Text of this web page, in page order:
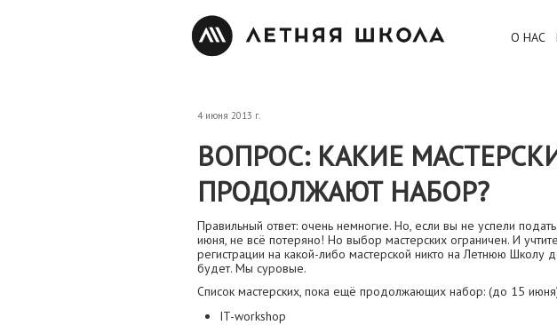
О НАС
4 июня 2013 г.
ВОПРОС: КАКИЕ
ПРОДОЛЖАЮТ НАБОР?
Правильный ответ: очень немногие. Но, если вы не успели
июня, не всё потеряно! Но выбор мастерских ограничен. И
регистрации на какой-либо мастерской никто на Летнюю Школу
будет. Мы суровые.
Список мастерских, пока ещё продолжающих набор: (до 15
IT-workshop